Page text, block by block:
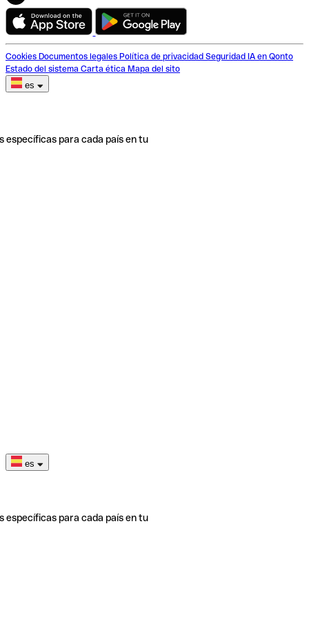
Cookies Documentos legales Política de privacidad Seguridad IA en Qonto
Estado del sistema Carta ética Mapa del sito
es
específicas para cada país en tu
es
específicas para cada país en tu